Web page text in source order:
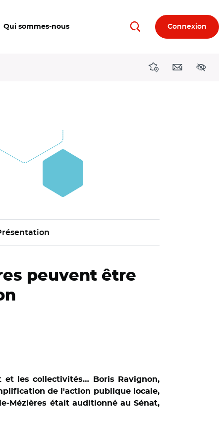
Qui sommes-nous RechercherConnexion
DirectionsContact
peuvent être
les collectivités… Boris Ravignon,
de l'action publique locale,
Mézières était auditionné au Sénat,